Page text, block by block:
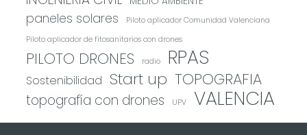
paneles solares
Piloto aplicador Comunidad Valenciana
Piloto aplicador de fitosanitarios con drones
PILOTO DRONES radio RPAS
Sostenibilidad Start up TOPOGRAFIA
topografía con drones UPV VALENCIA